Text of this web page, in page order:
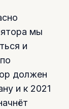
мы
и
должен
и к 2021